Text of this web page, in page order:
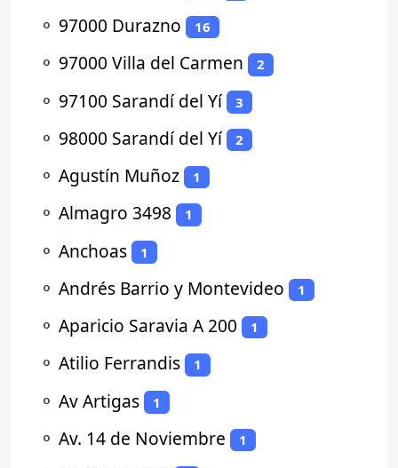
⚬ 97000 Durazno 16
⚬ 97000 Villa del Carmen 2
⚬ 97100 Sarandí del Yí 3
⚬ 98000 Sarandí del Yí 2
⚬ Agustín Muñoz 1
⚬ Almagro 3498 1
⚬ Anchoas 1
⚬ Andrés Barrio y Montevideo 1
⚬ Aparicio Saravia A 200 1
⚬ Atilio Ferrandis 1
⚬ Av Artigas 1
⚬ Av. 14 de Noviembre 1